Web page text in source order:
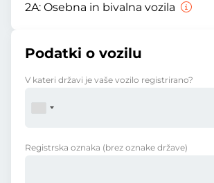
2A: Osebna in bivalna vozila
Podatki o vozilu
V kateri državi je vaše vozilo registrirano?
Registrska oznaka (brez oznake države)